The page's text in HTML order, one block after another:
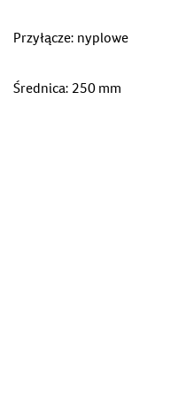
Przyłącze: nyplowe
Średnica: 250 mm